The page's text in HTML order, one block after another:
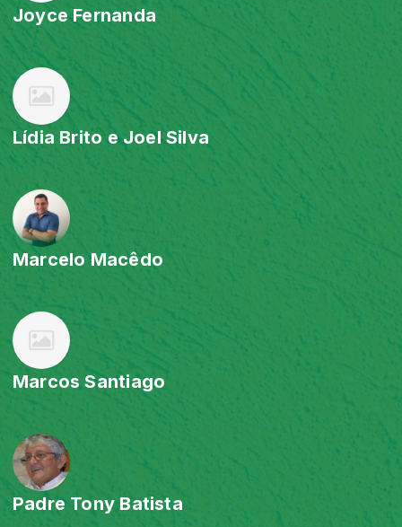
Joyce Fernanda
Lídia Brito e Joel Silva
Marcelo Macêdo
Marcos Santiago
Padre Tony Batista